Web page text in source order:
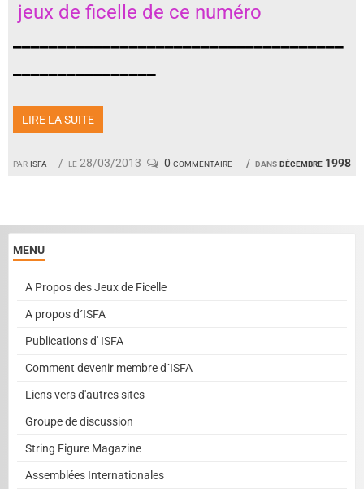
par isfa le 28/03/2013 dansdécembre 1998
0 commentaire
jeux de ficelle de ce numéro
LIRE LA SUITE
MENU
A Propos des Jeux de Ficelle
A propos d´ISFA
Publications d' ISFA
Comment devenir membre d´ISFA
Liens vers d'autres sites
Groupe de discussion
String Figure Magazine
Assemblées Internationales